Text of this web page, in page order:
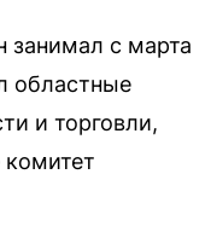
занимал с марта
областные
и торговли,
комитет